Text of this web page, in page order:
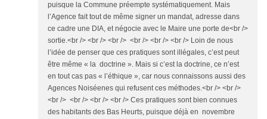
puisque la Commune préempte systématiquement. Mais
l’Agence fait tout de même signer un mandat, adresse dans
ce cadre une DIA, et négocie avec le Maire une porte de<br />
sortie.<br /> <br /> <br /> <br /> <br /> <br /> Loin de nous
l’idée de penser que ces pratiques sont illégales, c’est peut
être même « la doctrine ». Mais si c’est la doctrine, ce n’est
en tout cas pas « l’éthique », car nous connaissons aussi des
Agences Noiséenes qui refusent ces méthodes.<br /> <br />
<br /> <br /> <br /> <br /> Ces pratiques sont bien connues
des habitants des Bas Heurts, puisque déjà en novembre